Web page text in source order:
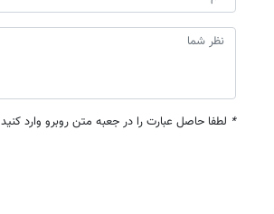
* لطفا حاصل عبارت را در جعبه متن روبرو وارد کنید